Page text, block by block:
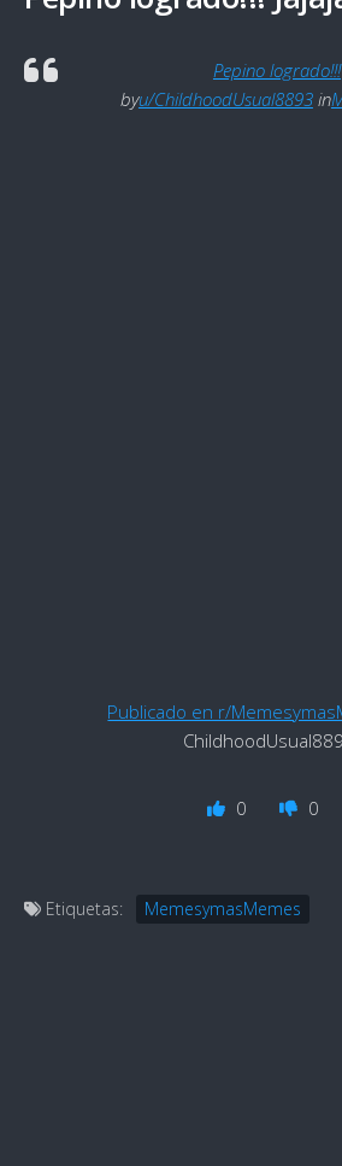
Pepino
byu/ChildhoodUsual8893in
Publicado en r/
0 0
Etiquetas: MemesymasMemes